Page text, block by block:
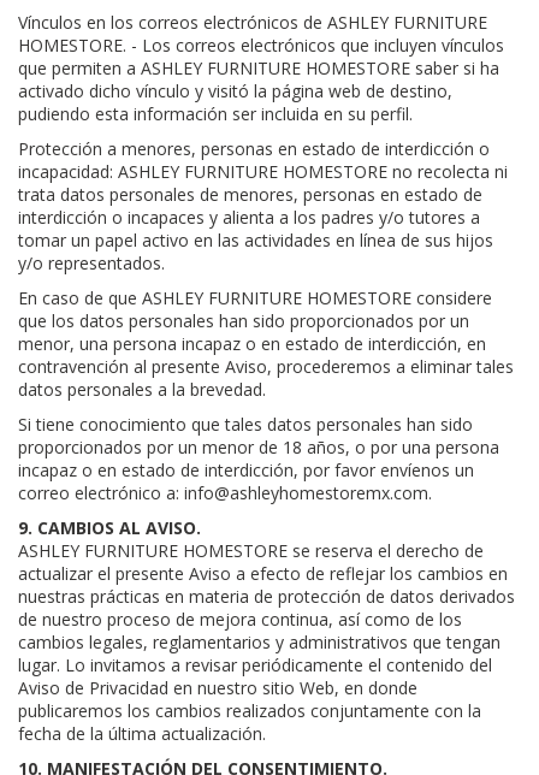
Vínculos en los correos electrónicos de ASHLEY FURNITURE
HOMESTORE. - Los correos electrónicos que incluyen vínculos
que permiten a ASHLEY FURNITURE HOMESTORE saber si ha
activado dicho vínculo y visitó la página web de destino,
pudiendo esta información ser incluida en su perfil.
Protección a menores, personas en estado de interdicción o
incapacidad: ASHLEY FURNITURE HOMESTORE no recolecta ni
trata datos personales de menores, personas en estado de
interdicción o incapaces y alienta a los padres y/o tutores a
tomar un papel activo en las actividades en línea de sus hijos
y/o representados.
En caso de que ASHLEY FURNITURE HOMESTORE considere
que los datos personales han sido proporcionados por un
menor, una persona incapaz o en estado de interdicción, en
contravención al presente Aviso, procederemos a eliminar tales
datos personales a la brevedad.
Si tiene conocimiento que tales datos personales han sido
proporcionados por un menor de 18 años, o por una persona
incapaz o en estado de interdicción, por favor envíenos un
correo electrónico a: info@ashleyhomestoremx.com.
9. CAMBIOS AL AVISO.
ASHLEY FURNITURE HOMESTORE se reserva el derecho de
actualizar el presente Aviso a efecto de reflejar los cambios en
nuestras prácticas en materia de protección de datos derivados
de nuestro proceso de mejora continua, así como de los
cambios legales, reglamentarios y administrativos que tengan
lugar. Lo invitamos a revisar periódicamente el contenido del
Aviso de Privacidad en nuestro sitio Web, en donde
publicaremos los cambios realizados conjuntamente con la
fecha de la última actualización.
10. MANIFESTACIÓN DEL CONSENTIMIENTO.